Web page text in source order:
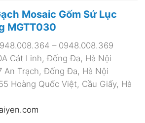
Mosaic Gốm Sứ Lục
MGTT030
– 0948.008.369
Cát Linh, Đống Đa, Hà Nội
An Trạch, Đống Đa, Hà Nội
Hoàng Quốc Việt, Cầu Giấy, Hà